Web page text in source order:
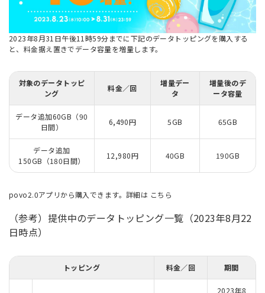
2023年8月31日午後11時59分までに下記のデータトッピングを購入する
と、料金据え置きでデータ容量を増量します。
対象のデータトッピ
ング
料金／回
増量デー
タ
増量後のデ
ータ容量
データ追加60GB（90
日間）
6,490円 5GB 65GB
データ追加
150GB（180日間）
12,980円 40GB 190GB
povo2.0アプリから購入できます。詳細は こちら
（参考）提供中のデータトッピング一覧（2023年8月22
日時点）
トッピング 料金／回 期間
2023年8